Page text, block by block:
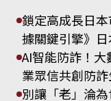
鎖定高成長日
據關鍵引擎》
AI智能防詐！
業眾信共創防
別讓「老」淪